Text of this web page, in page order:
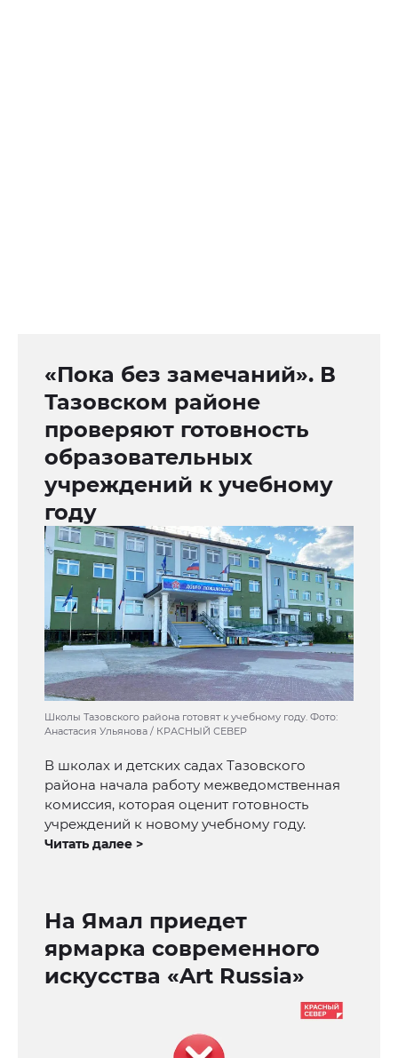
«Пока без замечаний». В
Тазовском районе
проверяют готовность
образовательных
учреждений к учебному
году
Школы Тазовского района готовят к учебному году. Фото:
Анастасия Ульянова / КРАСНЫЙ СЕВЕР
В школах и детских садах Тазовского
района начала работу межведомственная
комиссия, которая оценит готовность
учреждений к новому учебному году.
Читать далее >
На Ямал приедет
ярмарка современного
искусства «Art Russia»